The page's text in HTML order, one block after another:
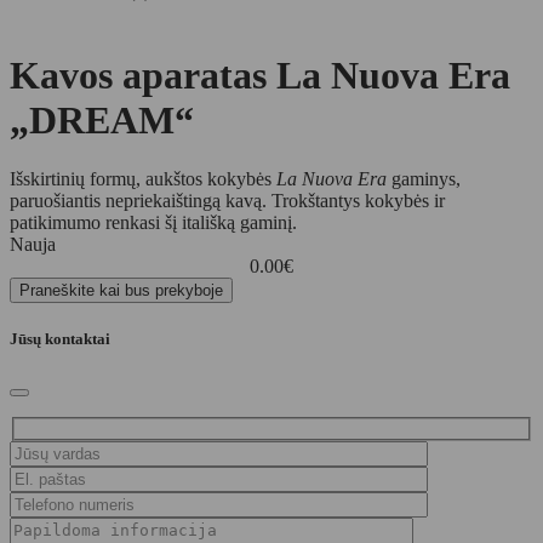
Kavos aparatas La Nuova Era
„DREAM“
Išskirtinių formų, aukštos kokybės La Nuova Era gaminys,
paruošiantis nepriekaištingą kavą. Trokštantys kokybės ir
patikimumo renkasi šį itališką gaminį.
Nauja
0.00€
Praneškite kai bus prekyboje
Jūsų kontaktai